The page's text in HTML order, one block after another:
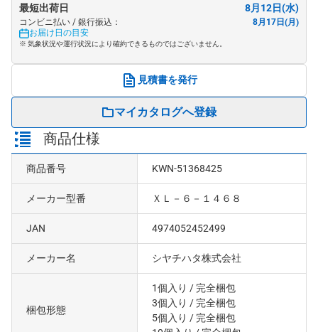
最短出荷日 8月12日(水)
コンビニ払い / 銀行振込：
8月17日(月)
お届け日の目安
※ 気象状況や運行状況により確約できるものではございません。
見積書を発行
マイカタログへ登録
商品仕様
商品番号 KWN-51368425
メーカー型番 ＸＬ－６－１４６８
JAN 4974052452499
メーカー名 シヤチハタ株式会社
梱包形態
1個入り / 完全梱包
3個入り / 完全梱包
5個入り / 完全梱包